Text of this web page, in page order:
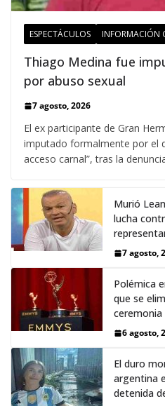
ESPECTÁCULOS INFORMACIÓN
Thiago Medina fue
por abuso sexual
7 agosto, 2026
El ex participante de Gran
imputado formalmente por el
acceso carnal”, tras la
Murió
lucha
7 agosto,
Polémica
que se
ceremonia
6 agosto,
El duro
argentina
detenida